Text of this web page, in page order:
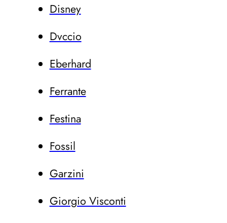
Disney
Dvccio
Eberhard
Ferrante
Festina
Fossil
Garzini
Giorgio Visconti